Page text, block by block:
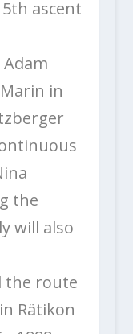
ascent
in
the
will also
the route
Rätikon